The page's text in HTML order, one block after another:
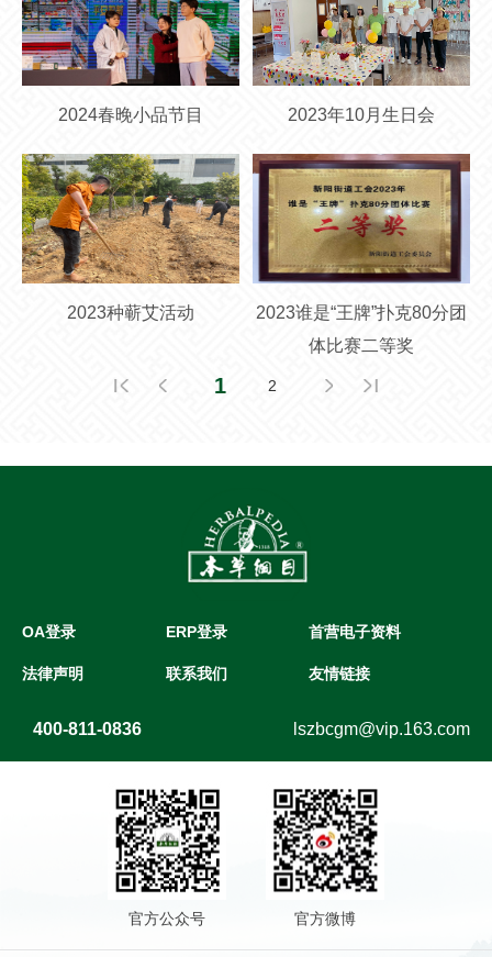
2024春晚小品节目 2023年10月生日会
2023种蕲艾活动
2023谁是“王牌”扑克80分团
体比赛二等奖
1 2
OA登录 ERP登录 首营电子资料
法律声明 联系我们 友情链接
400-811-0836 lszbcgm@vip.163.com
官方公众号 官方微博